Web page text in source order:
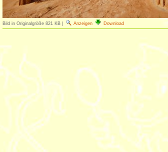
Bild in Originalgröße 821 KB Anzeigen Download